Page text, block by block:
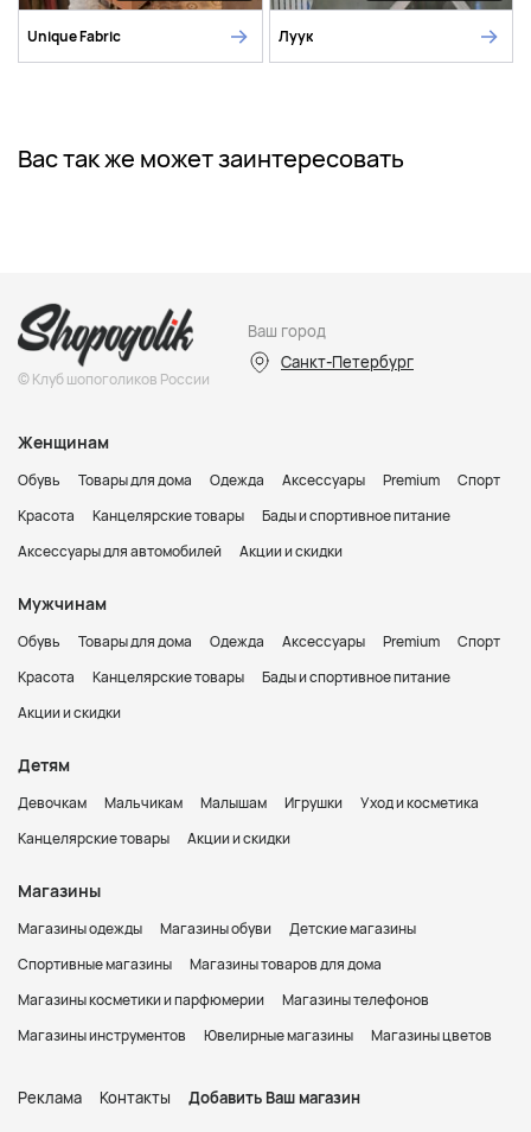
Unique Fabric Луук
Вас так же может заинтересовать
© Клуб шопоголиков России
Ваш город
Санкт-Петербург
Женщинам
Обувь Товары для дома Одежда Аксессуары Premium
Спорт
Красота
Канцелярские товары
Бады и спортивное питание
Аксессуары для автомобилей
Акции и скидки
Мужчинам
Обувь Товары для дома Одежда Аксессуары Premium
Спорт
Красота
Канцелярские товары
Бады и спортивное питание
Акции и скидки
Детям
Девочкам Мальчикам Малышам Игрушки
Уход и косметика
Канцелярские товары
Акции и скидки
Магазины
Магазины одежды Магазины обуви
Детские магазины
Спортивные магазины
Магазины товаров для дома
Магазины косметики и парфюмерии
Магазины телефонов
Магазины инструментов
Ювелирные магазины Магазины цветов
Реклама Контакты Добавить Ваш магазин